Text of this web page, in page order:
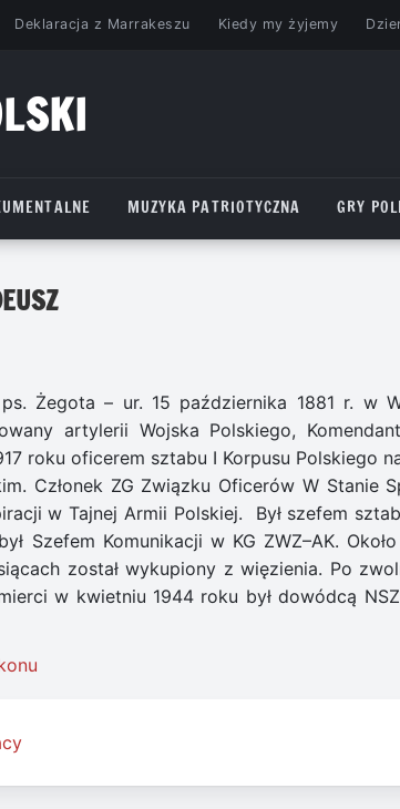
Deklaracja z Marrakeszu Kiedy my żyjemy
MUZYKA PATRIOTYCZNA GRY
Żegota – ur. 15 października 1881 r. w
artylerii Wojska Polskiego,
roku oficerem sztabu I Korpusu Polskiego
Członek ZG Związku Oficerów W Stanie
w Tajnej Armii Polskiej. Był szefem
Szefem Komunikacji w KG ZWZ–AK.
został wykupiony z więzienia. Po
w kwietniu 1944 roku był dowódcą